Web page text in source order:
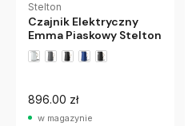
Stelton
Czajnik Elektryczny
Emma Piaskowy Stelton
896.00 zł
w magazynie